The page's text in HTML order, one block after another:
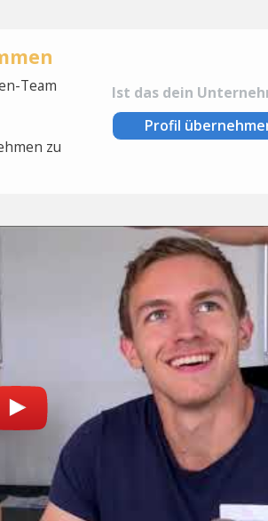
Team
zu
Ist das dein
Profil